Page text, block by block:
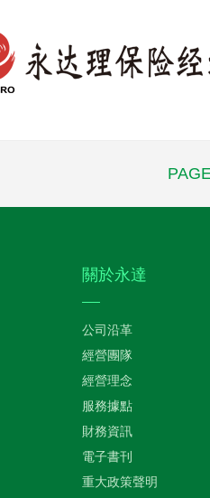
關於永達
公司沿革
經營團隊
經營理念
服務據點
財務資訊
電子書刊
重大政策聲明